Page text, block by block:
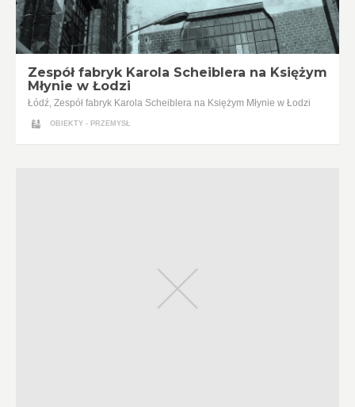
Zespół fabryk Karola Scheiblera na Księżym
Młynie w Łodzi
Łódź, Zespół fabryk Karola Scheiblera na Księżym Młynie w Łodzi
OBIEKTY - PRZEMYSŁ